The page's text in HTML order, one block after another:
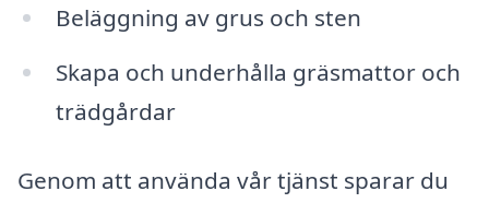
Beläggning av grus och sten
Skapa och underhålla gräsmattor och
trädgårdar
Genom att använda vår tjänst sparar du